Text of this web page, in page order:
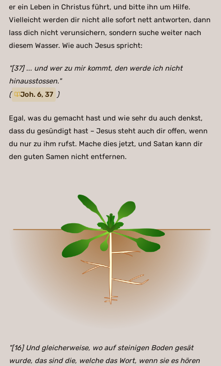
er ein Leben in Christus führt, und bitte ihn um Hilfe.
Vielleicht werden dir nicht alle sofort nett antworten, dann
lass dich nicht verunsichern, sondern suche weiter nach
diesem Wasser. Wie auch Jesus spricht:
"[37] ... und wer zu mir kommt, den werde ich nicht
hinausstossen."
(
Joh. 6, 37 )
Egal, was du gemacht hast und wie sehr du auch denkst,
dass du gesündigt hast – Jesus steht auch dir offen, wenn
du nur zu ihm rufst. Mache dies jetzt, und Satan kann dir
den guten Samen nicht entfernen.
"[16] Und gleicherweise, wo auf steinigen Boden gesät
wurde, das sind die, welche das Wort, wenn sie es hören